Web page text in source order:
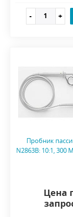
Пробник
N2863B: 10:1, 300
Цена